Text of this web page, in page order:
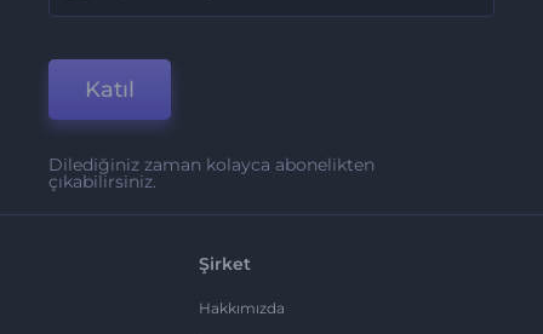
Katıl
Dilediğiniz zaman kolayca abonelikten
çıkabilirsiniz.
Şirket
Hakkımızda